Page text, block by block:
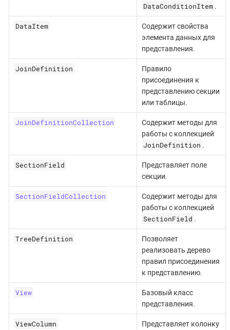
DataConditionItem .
DataItem
Содержит свойства
элемента данных для
представления.
JoinDefinition
Правило
присоединения к
представлению секции
или таблицы.
JoinDefinitionCollection
Содержит методы для
работы с коллекцией
JoinDefinition .
SectionField
Представляет поле
секции.
SectionFieldCollection
Содержит методы для
работы с коллекцией
SectionField .
TreeDefinition
Позволяет
реализовать дерево
правил присоединения
к представлению.
View
Базовый класс
представления.
ViewColumn
Представляет колонку